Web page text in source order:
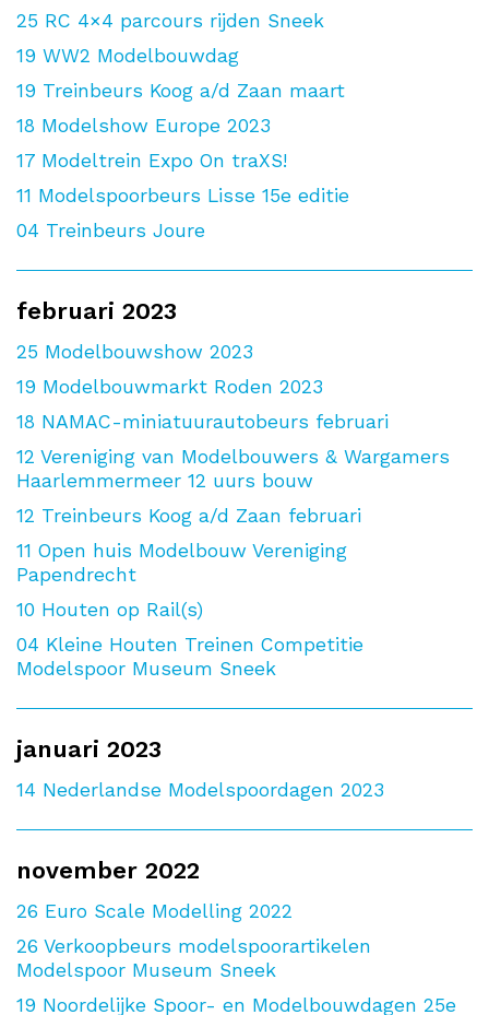
25 RC 4×4 parcours rijden Sneek
19 WW2 Modelbouwdag
19 Treinbeurs Koog a/d Zaan maart
18 Modelshow Europe 2023
17 Modeltrein Expo On traXS!
11 Modelspoorbeurs Lisse 15e editie
04 Treinbeurs Joure
februari 2023
25 Modelbouwshow 2023
19 Modelbouwmarkt Roden 2023
18 NAMAC-miniatuurautobeurs februari
12 Vereniging van Modelbouwers & Wargamers
Haarlemmermeer 12 uurs bouw
12 Treinbeurs Koog a/d Zaan februari
11 Open huis Modelbouw Vereniging
Papendrecht
10 Houten op Rail(s)
04 Kleine Houten Treinen Competitie
Modelspoor Museum Sneek
januari 2023
14 Nederlandse Modelspoordagen 2023
november 2022
26 Euro Scale Modelling 2022
26 Verkoopbeurs modelspoorartikelen
Modelspoor Museum Sneek
19 Noordelijke Spoor- en Modelbouwdagen 25e